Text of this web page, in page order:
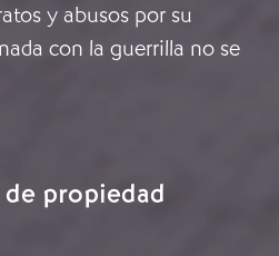
y abusos por su
con la guerrilla no se
de propiedad